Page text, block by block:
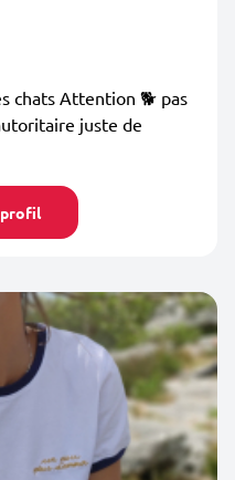
chats Attention 🐕 pas
juste de